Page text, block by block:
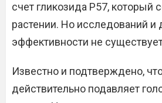
счет гликозида Р57, который
растении. Но исследований и
эффективности не
Известно и подтверждено,
действительно подавляет